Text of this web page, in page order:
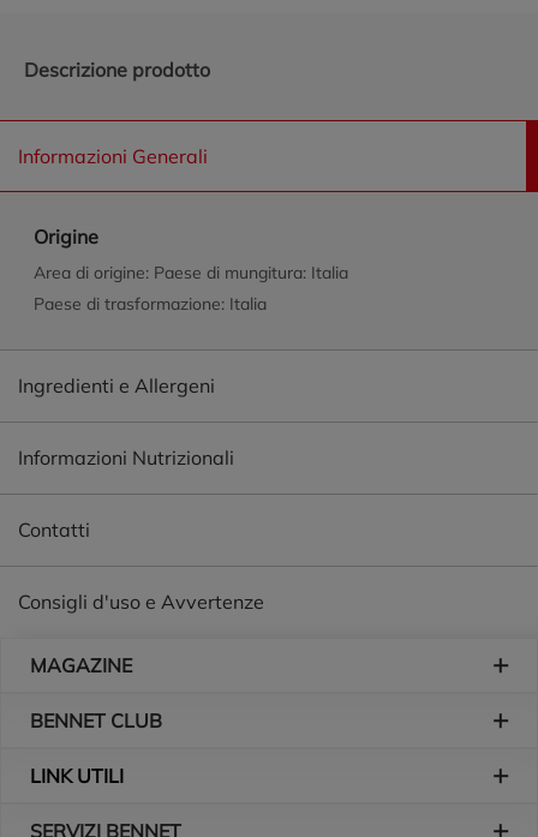
Descrizione prodotto
Informazioni Generali
Origine
Area di origine: Paese di mungitura: Italia
Paese di trasformazione: Italia
Ingredienti e Allergeni
Informazioni Nutrizionali
Contatti
Consigli d'uso e Avvertenze
MAGAZINE
BENNET CLUB
LINK UTILI
SERVIZI BENNET